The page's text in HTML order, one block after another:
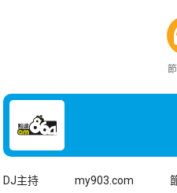
DJ主持 my903.com